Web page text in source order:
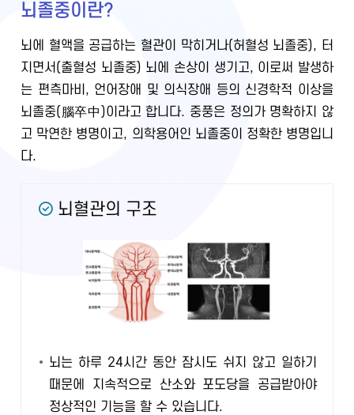
뇌졸중이란?
뇌에 혈액을 공급하는 혈관이 막히거나(허혈성 뇌졸중), 터
지면서(출혈성 뇌졸중) 뇌에 손상이 생기고, 이로써 발생하
는 편측마비, 언어장애 및 의식장애 등의 신경학적 이상을
뇌졸중(腦卒中)이라고 합니다. 중풍은 정의가 명확하지 않
고 막연한 병명이고, 의학용어인 뇌졸중이 정확한 병명입니
다.
뇌혈관의 구조
뇌는 하루 24시간 동안 잠시도 쉬지 않고 일하기
때문에 지속적으로 산소와 포도당을 공급받아야
정상적인 기능을 할 수 있습니다.